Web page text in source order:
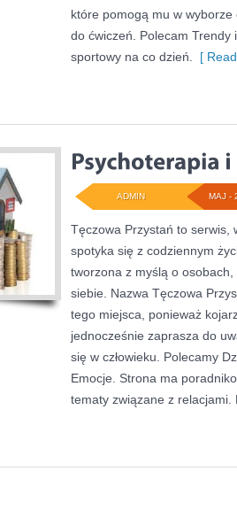
które pomogą mu w
do ćwiczeń. Polecam Trendy
sportowy na co dzień.
[
MAJ -
ADMIN
Tęczowa Przystań to serwis,
spotyka się z codziennym
tworzona z myślą o
siebie. Nazwa Tęczowa
tego miejsca, ponieważ
jednocześnie zaprasza do
się w człowieku. Polecamy
Emocje. Strona ma
tematy związane z relacjami.